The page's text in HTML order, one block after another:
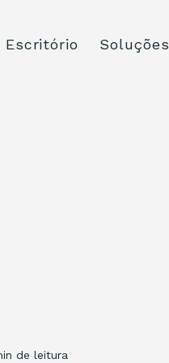
Escritório Soluções
de leitura